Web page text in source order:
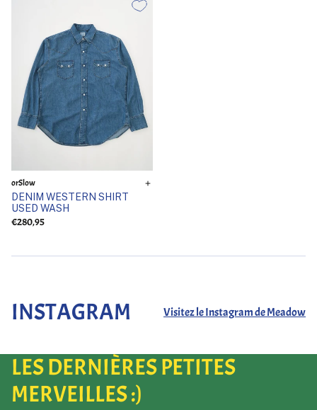
orSlow
DENIM WESTERN SHIRT
USED WASH
€280,95
INSTAGRAM Visitez le Instagram de Meadow
LES DERNIÈRES PETITES
MERVEILLES :)